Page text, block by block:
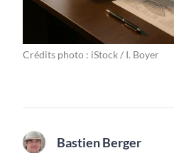
Crédits photo : iStock / I. Boyer
Bastien Berger